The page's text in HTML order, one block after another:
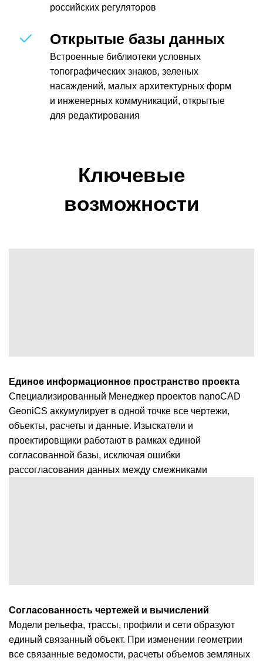
российских регуляторов
Открытые базы данных
Встроенные библиотеки условных
топографических знаков, зеленых
насаждений, малых архитектурных форм
и инженерных коммуникаций, открытые
для редактирования
Ключевые
возможности
Единое информационное пространство проекта
Специализированный Менеджер проектов nanoCAD
GeoniCS аккумулирует в одной точке все чертежи,
объекты, расчеты и данные. Изыскатели и
проектировщики работают в рамках единой
согласованной базы, исключая ошибки
рассогласования данных между смежниками
Согласованность чертежей и вычислений
Модели рельефа, трассы, профили и сети образуют
единый связанный объект. При изменении геометрии
все связанные ведомости, расчеты объемов земляных